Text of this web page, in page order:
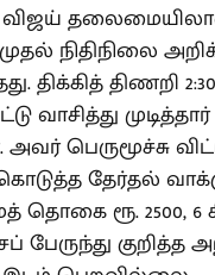
நிதிநிலை
திக்கித் திணறி
வாசித்து
பெருமூச்சு
தேர்தல்
தொகை ரூ. 2500,
குறித்த